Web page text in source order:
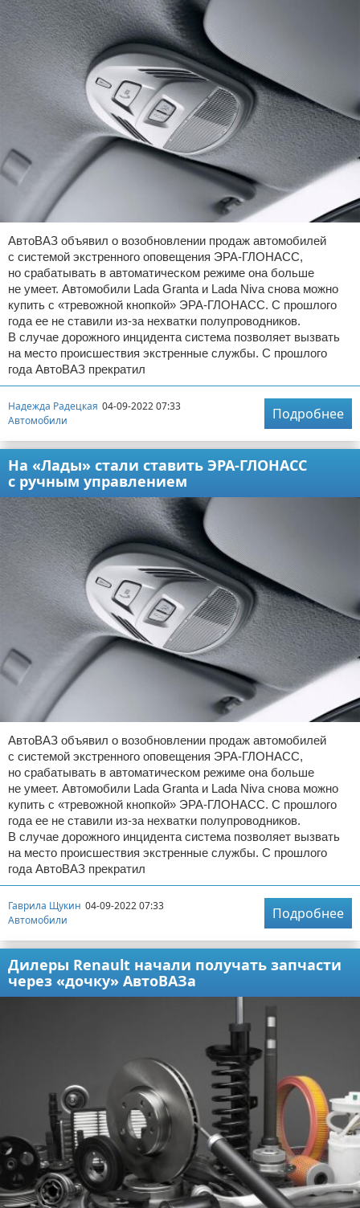
АвтоВАЗ объявил о возобновлении продаж автомобилей
с системой экстренного оповещения ЭРА-ГЛОНАСС,
но срабатывать в автоматическом режиме она больше
не умеет. Автомобили Lada Granta и Lada Niva снова можно
купить с «тревожной кнопкой» ЭРА-ГЛОНАСС. С прошлого
года ее не ставили из-за нехватки полупроводников.
В случае дорожного инцидента система позволяет вызвать
на место происшествия экстренные службы. С прошлого
года АвтоВАЗ прекратил
Надежда Радецкая 04-09-2022 07:33
Автомобили
Подробнее
На «Лады» стали ставить ЭРА-ГЛОНАСС
с ручным управлением
АвтоВАЗ объявил о возобновлении продаж автомобилей
с системой экстренного оповещения ЭРА-ГЛОНАСС,
но срабатывать в автоматическом режиме она больше
не умеет. Автомобили Lada Granta и Lada Niva снова можно
купить с «тревожной кнопкой» ЭРА-ГЛОНАСС. С прошлого
года ее не ставили из-за нехватки полупроводников.
В случае дорожного инцидента система позволяет вызвать
на место происшествия экстренные службы. С прошлого
года АвтоВАЗ прекратил
Гаврила Щукин 04-09-2022 07:33
Автомобили
Подробнее
Дилеры Renault начали получать запчасти
через «дочку» АвтоВАЗа